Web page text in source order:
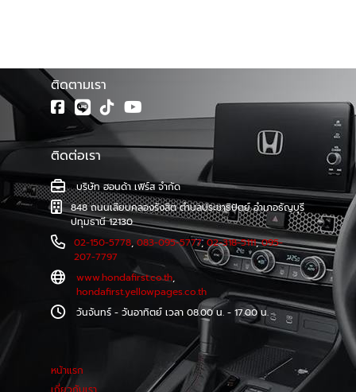
ติดตามเรา
ติดต่อเรา
บริษัท ฮอนด้า เฟิร์ส จำกัด
848 ถนนเลียบคลองรังสิต ตำบลประชาธิปัตย์ อำเภอธัญบุรี
ปทุมธานี 12130
02-150-5778,083-095-5777,02-318-5111,095-
207-7797
www.hondafirst.co.th,
hondafirst.yellowpages.co.th
วันจันทร์ - วันอาทิตย์ เวลา 08.00 น. - 17.00 น.
หน้าแรก